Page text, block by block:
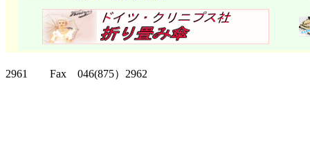
2961 Fax 046(875）2962